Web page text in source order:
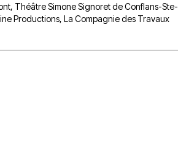
Théâtre Simone Signoret de Conflans-Ste-
Productions, La Compagnie des Travaux